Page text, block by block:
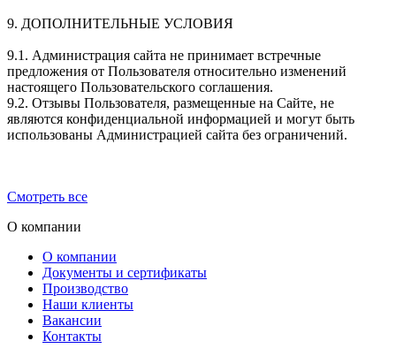
9. ДОПОЛНИТЕЛЬНЫЕ УСЛОВИЯ
9.1. Администрация сайта не принимает встречные
предложения от Пользователя относительно изменений
настоящего Пользовательского соглашения.
9.2. Отзывы Пользователя, размещенные на Сайте, не
являются конфиденциальной информацией и могут быть
использованы Администрацией сайта без ограничений.
Смотреть все
О компании
О компании
Документы и сертификаты
Производство
Наши клиенты
Вакансии
Контакты